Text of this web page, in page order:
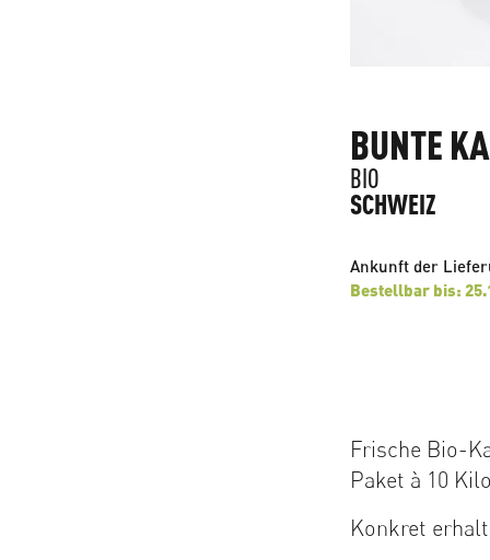
BUNTE
BIO
SCHWEIZ
Ankunft der
Bestellbar bis:
Frische Bio-
Paket à 10
Konkret